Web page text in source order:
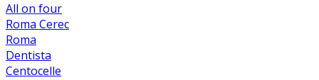
All on four
Roma Cerec
Roma
Dentista
Centocelle